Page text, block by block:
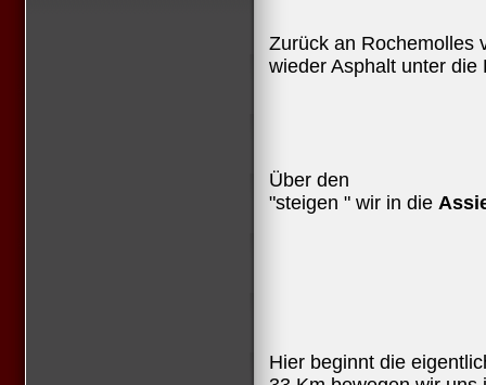
Zurück an Rochemolles
wieder Asphalt unter die
Über den
"steigen " wir in die
Hier beginnt die